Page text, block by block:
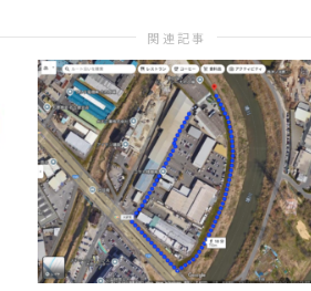
関連記事